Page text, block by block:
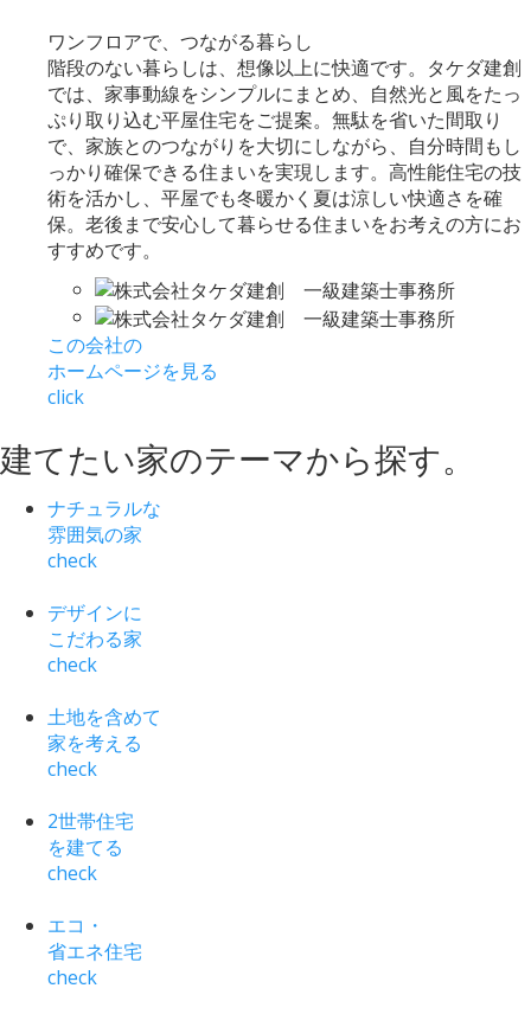
ワンフロアで、つながる暮らし
階段のない暮らしは、想像以上に快適です。タケダ建創
では、家事動線をシンプルにまとめ、自然光と風をたっ
ぷり取り込む平屋住宅をご提案。無駄を省いた間取り
で、家族とのつながりを大切にしながら、自分時間もし
っかり確保できる住まいを実現します。高性能住宅の技
術を活かし、平屋でも冬暖かく夏は涼しい快適さを確
保。老後まで安心して暮らせる住まいをお考えの方にお
すすめです。
この会社の
ホームページを見る
click
建てたい家のテーマから探す。
ナチュラルな
雰囲気の家
check
デザインに
こだわる家
check
土地を含めて
家を考える
check
2世帯住宅
を建てる
check
エコ・
省エネ住宅
check